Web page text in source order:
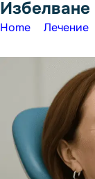
Избелване
Home Лечение